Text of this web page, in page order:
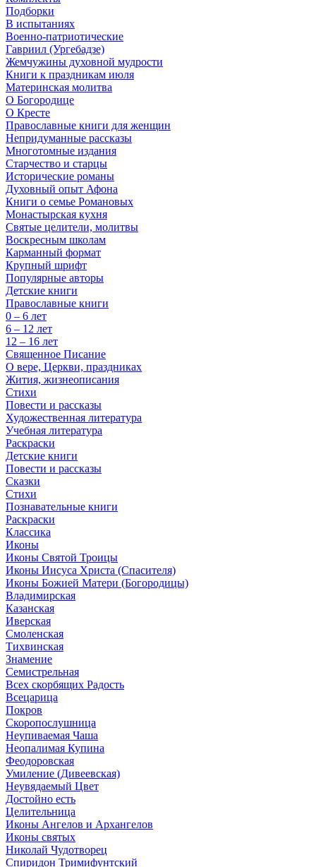
Подборки
В испытаниях
Военно-патриотические
Гавриил (Ургебадзе)
Жемчужины духовной мудрости
Книги к праздникам июля
Материнская молитва
О Богородице
О Кресте
Православные книги для женщин
Непридуманные рассказы
Многотомные издания
Старчество и старцы
Исторические романы
Духовный опыт Афона
Книги о семье Романовых
Монастырская кухня
Святые целители, молитвы
Воскресным школам
Карманный формат
Крупный шрифт
Популярные авторы
Детские книги
Православные книги
0 – 6 лет
6 – 12 лет
12 – 16 лет
Священное Писание
О вере, Церкви, праздниках
Жития, жизнеописания
Стихи
Повести и рассказы
Художественная литература
Учебная литература
Раскраски
Детские книги
Повести и рассказы
Сказки
Стихи
Познавательные книги
Раскраски
Классика
Иконы
Иконы Святой Троицы
Иконы Иисуса Христа (Спасителя)
Иконы Божией Матери (Богородицы)
Владимирская
Казанская
Иверская
Смоленская
Тихвинская
Знамение
Семистрельная
Всех скорбящих Радость
Всецарица
Покров
Скоропослушница
Неупиваемая Чаша
Неопалимая Купина
Феодоровская
Умиление (Дивеевская)
Неувядаемый Цвет
Достойно есть
Целительница
Иконы Ангелов и Архангелов
Иконы святых
Николай Чудотворец
Спиридон Тримифунтский